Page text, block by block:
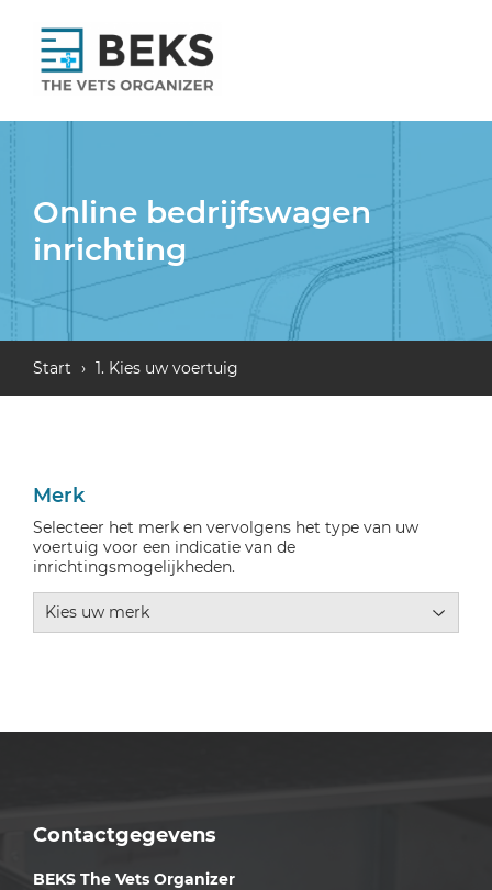
Online bedrijfswagen
inrichting
Start › 1. Kies uw voertuig
Merk
Selecteer het merk en vervolgens het type van uw
voertuig voor een indicatie van de
inrichtingsmogelijkheden.
Contactgegevens
BEKS The Vets Organizer